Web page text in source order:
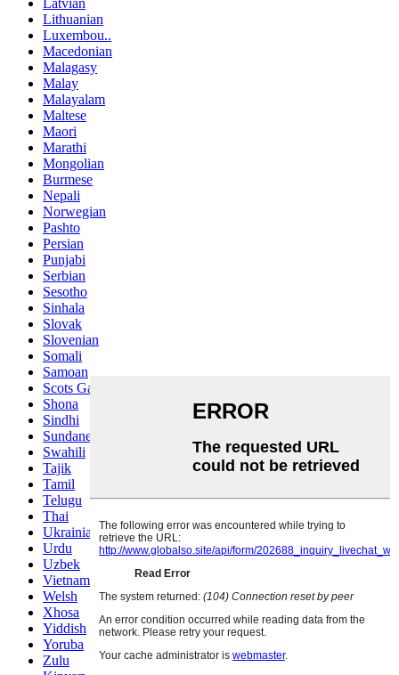
Latvian
Lithuanian
Luxembou..
Macedonian
Malagasy
Malay
Malayalam
Maltese
Maori
Marathi
Mongolian
Burmese
Nepali
Norwegian
Pashto
Persian
Punjabi
Serbian
Sesotho
Sinhala
Slovak
Slovenian
Somali
Samoan
Scots Gaelic
Shona
Sindhi
Sundanese
Swahili
Tajik
Tamil
Telugu
Thai
Ukrainian
Urdu
Uzbek
Vietnamese
Welsh
Xhosa
Yiddish
Yoruba
Zulu